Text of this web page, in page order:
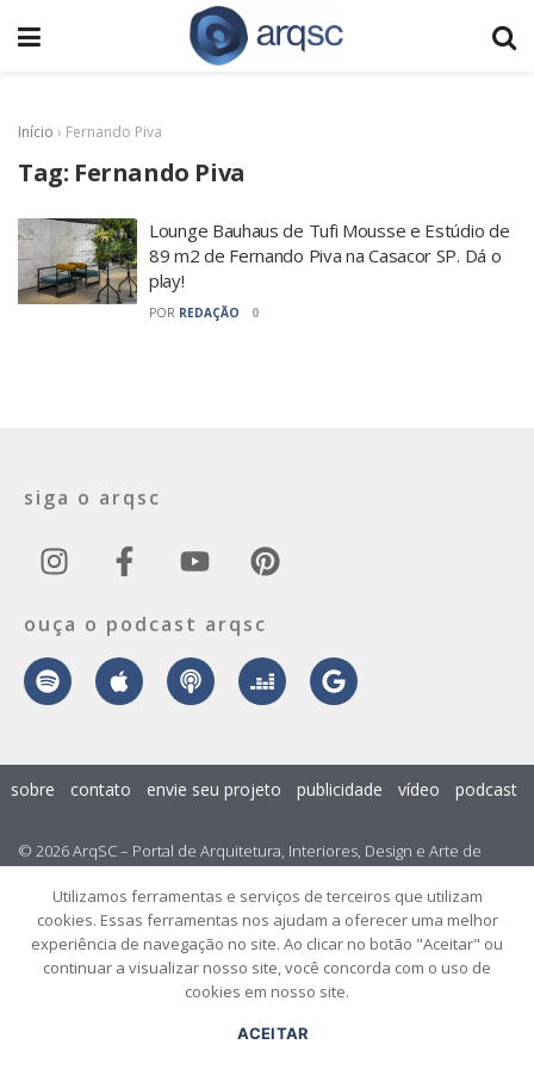
Início › Fernando Piva
Tag: Fernando Piva
Lounge Bauhaus de Tufi Mousse e Estúdio de
89 m2 de Fernando Piva na Casacor SP. Dá o
play!
POR REDAÇÃO 0
siga o arqsc
ouça o podcast arqsc
© 2026 ArqSC – Portal de Arquitetura, Interiores, Design e Arte de
sobre contato envie seu projeto publicidade vídeo podcast
Utilizamos ferramentas e serviços de terceiros que utilizam
cookies. Essas ferramentas nos ajudam a oferecer uma melhor
experiência de navegação no site. Ao clicar no botão "Aceitar" ou
continuar a visualizar nosso site, você concorda com o uso de
cookies em nosso site.
ACEITAR